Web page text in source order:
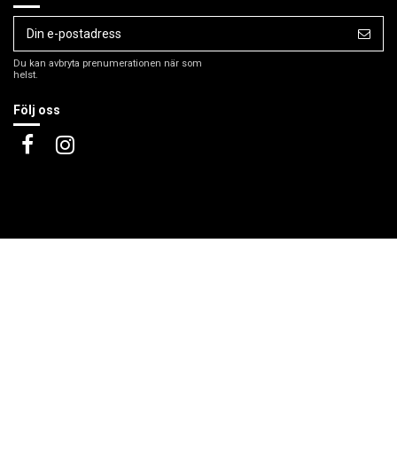
Du kan avbryta prenumerationen när som
helst.
Följ oss